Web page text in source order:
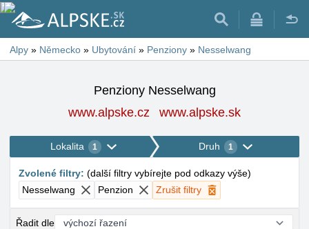
Alpy » Německo » Ubytování » Penziony » Nesselwang
Penziony Nesselwang
www.alpske.cz
www.alpske.sk
Lokalita 1 Druh 1
Zvolené filtry: (další filtry vybírejte pod odkazy výše)
Nesselwang
Penzion Zrušit filtry
Řadit dle